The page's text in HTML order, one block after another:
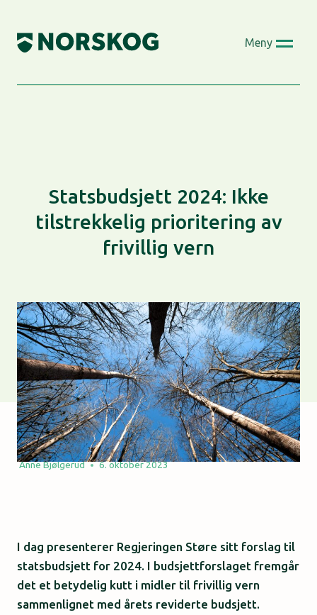
content
Meny
Statsbudsjett 2024: Ikke
tilstrekkelig prioritering av
frivillig vern
Anne Bjølgerud 6. oktober 2023
I dag presenterer Regjeringen Støre sitt forslag til
statsbudsjett for 2024. I budsjettforslaget fremgår
det et betydelig kutt i midler til frivillig vern
sammenlignet med årets reviderte budsjett.